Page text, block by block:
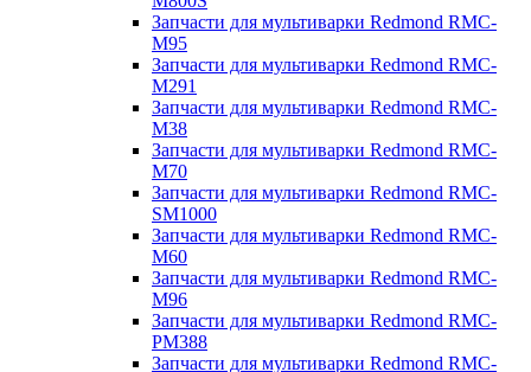
Запчасти для мультиварки Redmond RMC-
M95
Запчасти для мультиварки Redmond RMC-
M291
Запчасти для мультиварки Redmond RMC-
M38
Запчасти для мультиварки Redmond RMC-
M70
Запчасти для мультиварки Redmond RMC-
SM1000
Запчасти для мультиварки Redmond RMC-
M60
Запчасти для мультиварки Redmond RMC-
M96
Запчасти для мультиварки Redmond RMC-
PM388
Запчасти для мультиварки Redmond RMC-